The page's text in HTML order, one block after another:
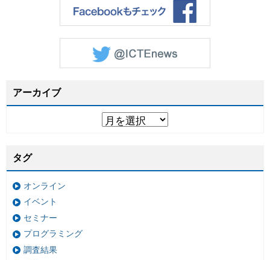
アーカイブ
タグ
オンライン
イベント
セミナー
プログラミング
調査結果